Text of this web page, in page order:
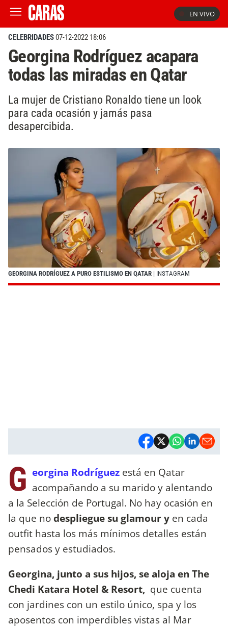
EN VIVO
CELEBRIDADES07-12-2022 18:06
Georgina Rodríguez acapara
todas las miradas en Qatar
La mujer de Cristiano Ronaldo tiene un look
para cada ocasión y jamás pasa
desapercibida.
GEORGINA RODRÍGUEZ A PURO ESTILISMO EN QATAR | INSTAGRAM
G eorgina Rodríguez está en Qatar
acompañando a su marido y alentando
a la Selección de Portugal. No hay ocasión en
la que nodespliegue su glamour y en cada
outfit hasta los más mínimos detalles están
pensados y estudiados.
Georgina, junto a sus hijos, se aloja en The
Chedi Katara Hotel & Resort, que cuenta
con jardines con un estilo único, spa y los
aposentos con imperdibles vistas al Mar